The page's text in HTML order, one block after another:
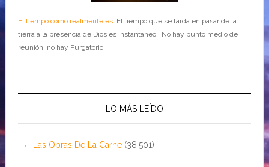
El tiempo como realmente esEl tiempo que se tarda en pasar de la
tierra a la presencia de Dios es instantáneo. No hay punto medio de
reunión, no hay Purgatorio.
LO MÁS LEÍDO
Las Obras De La Carne (38,501)